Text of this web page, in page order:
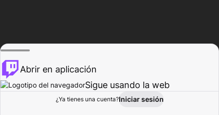
Explorar Actividad
Abrir en aplicación
Sigue usando la web
¿Ya tienes una cuenta?Iniciar sesión